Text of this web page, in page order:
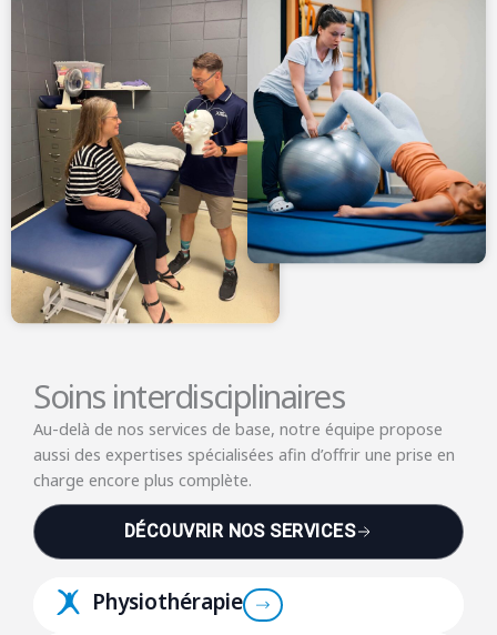
Soins interdisciplinaires
Au-delà de nos services de base, notre équipe propose
aussi des expertises spécialisées afin d’offrir une prise en
charge encore plus complète.​
DÉCOUVRIR NOS SERVICES
Physiothérapie